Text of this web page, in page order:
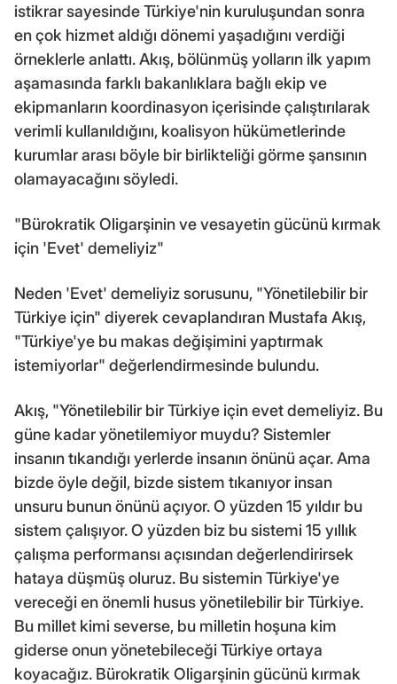
istikrar sayesinde Türkiye'nin kuruluşundan sonra
en çok hizmet aldığı dönemi yaşadığını verdiği
örneklerle anlattı. Akış, bölünmüş yolların ilk yapım
aşamasında farklı bakanlıklara bağlı ekip ve
ekipmanların koordinasyon içerisinde çalıştırılarak
verimli kullanıldığını, koalisyon hükümetlerinde
kurumlar arası böyle bir birlikteliği görme şansının
olamayacağını söyledi.
"Bürokratik Oligarşinin ve vesayetin gücünü kırmak
için 'Evet' demeliyiz"
Neden 'Evet' demeliyiz sorusunu, "Yönetilebilir bir
Türkiye için" diyerek cevaplandıran Mustafa Akış,
"Türkiye'ye bu makas değişimini yaptırmak
istemiyorlar" değerlendirmesinde bulundu.
Akış, "Yönetilebilir bir Türkiye için evet demeliyiz. Bu
güne kadar yönetilemiyor muydu? Sistemler
insanın tıkandığı yerlerde insanın önünü açar. Ama
bizde öyle değil, bizde sistem tıkanıyor insan
unsuru bunun önünü açıyor. O yüzden 15 yıldır bu
sistem çalışıyor. O yüzden biz bu sistemi 15 yıllık
çalışma performansı açısından değerlendirirsek
hataya düşmüş oluruz. Bu sistemin Türkiye'ye
vereceği en önemli husus yönetilebilir bir Türkiye.
Bu millet kimi severse, bu milletin hoşuna kim
giderse onun yönetebileceği Türkiye ortaya
koyacağız. Bürokratik Oligarşinin gücünü kırmak